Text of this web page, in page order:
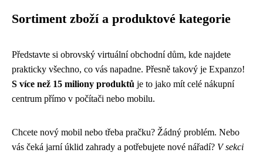
Sortiment zboží a produktové kategorie
Představte si obrovský virtuální obchodní dům, kde najdete
prakticky všechno, co vás napadne. Přesně takový je Expanzo!
S více než 15 miliony produktů je to jako mít celé nákupní
centrum přímo v počítači nebo mobilu.
Chcete nový mobil nebo třeba pračku? Žádný problém. Nebo
vás čeká jarní úklid zahrady a potřebujete nové nářadí? V sekci